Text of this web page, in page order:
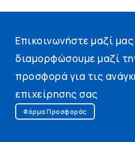
Επικοινωνήστε μαζί μας
διαμορφώσουμε μαζί
προσφορά για τις
επιχείρησης σας
Φόρμα Προσφοράς